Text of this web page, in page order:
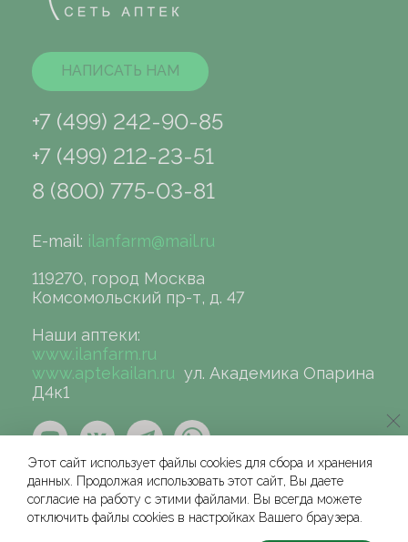
НАПИСАТЬ НАМ
+7 (499) 242-90-85
+7 (499) 212-23-51
8 (800) 775-03-81
E-mail: ilanfarm@mail.ru
119270, город Москва
Комсомольский пр-т, д. 47
Наши аптеки:
www.ilanfarm.ru
www.aptekailan.ru ул. Академика Опарина
Д4к1
©сеть аптек «ИЛАН», 2004-2026
Этот сайт использует файлы cookies для сбора и хранения
данных. Продолжая использовать этот сайт, Вы даете
согласие на работу с этими файлами. Вы всегда можете
отключить файлы cookies в настройках Вашего браузера.